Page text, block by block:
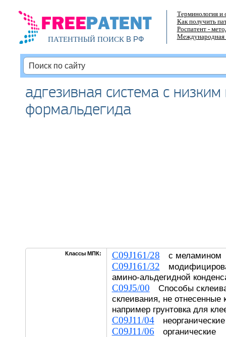
ПАТЕНТНЫЙ ПОИСКВ РФ
Терминология и
Как получить
Роспатент -
Международная
адгезивная система с
формальдегида
Классы МПК: C09J161/28 с меламином
C09J161/32
амино-альдегидной
C09J5/00 Способы
склеивания, не отнесенные
например грунтовка для
C09J11/04неорганические
C09J11/06 органические